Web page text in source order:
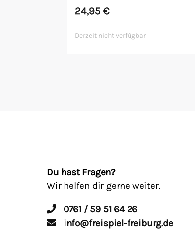
24,95€
Derzeit nicht verfügbar
Du hast Fragen?
Wir helfen dir gerne weiter.
0761 / 59 51 64 26
info@freispiel-freiburg.de